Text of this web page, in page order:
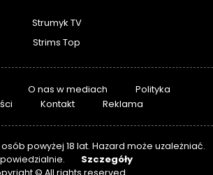
Strumyk TV
Strims Top
O nas w mediach
Polityka
Kontakt Reklama
powyżej 18 lat. Hazard może uzależniać.
Szczegóły
© All rights reserved